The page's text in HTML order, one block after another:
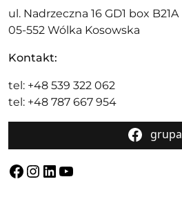
ul. Nadrzeczna 16 GD1 box B21A
05-552 Wólka Kosowska
Kontakt:
tel: +48 539 322 062
tel: +48 787 667 954
grupa
Facebook
Instagram
LinkedIn
YouTube